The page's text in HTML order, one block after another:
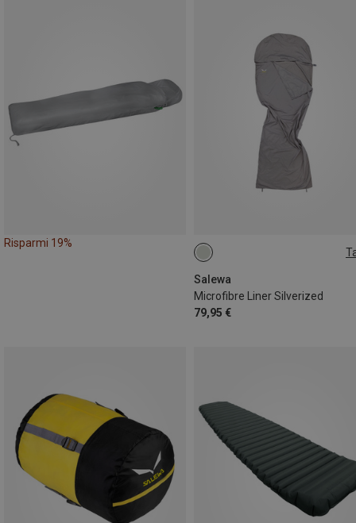
Risparmi 19%
Salewa
Microfibre Liner Silverized
79,95 €
MAX. 185CM